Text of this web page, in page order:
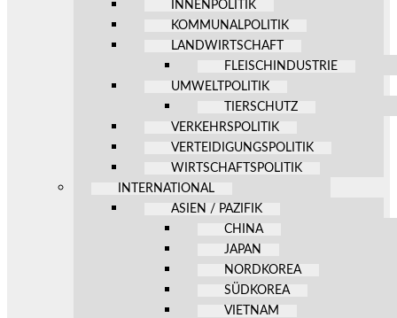
INNENPOLITIK
KOMMUNALPOLITIK
LANDWIRTSCHAFT
FLEISCHINDUSTRIE
UMWELTPOLITIK
TIERSCHUTZ
VERKEHRSPOLITIK
VERTEIDIGUNGSPOLITIK
WIRTSCHAFTSPOLITIK
INTERNATIONAL
ASIEN / PAZIFIK
CHINA
JAPAN
NORDKOREA
SÜDKOREA
VIETNAM